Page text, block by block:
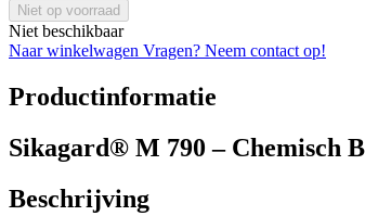
Niet op voorraad
Niet beschikbaar
Naar winkelwagen Vragen? Neem contact op!
Productinformatie
Sikagard® M 790 – Chemisch
Beschrijving